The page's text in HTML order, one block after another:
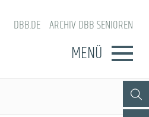
DBB.DE ARCHIV DBB SENIOREN
MENÜ